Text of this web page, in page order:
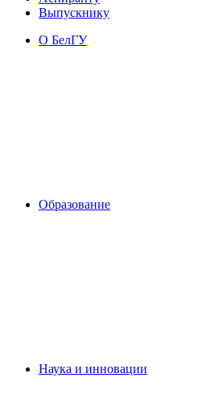
Выпускнику
О БелГУ
Образование
Наука и инновации